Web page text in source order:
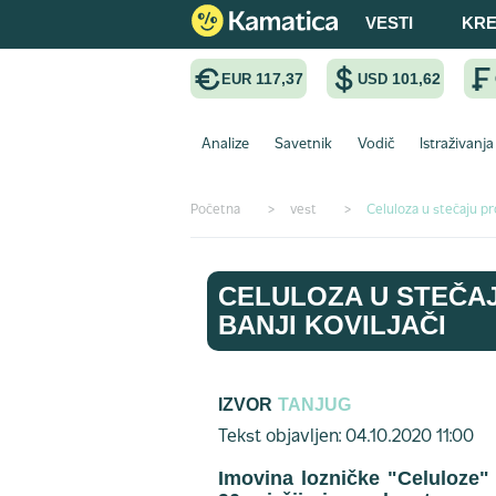
VESTI
EUR 117,37 USD 101,62
Analize Savetnik Vodič Istraživanja
Početna > vest > Celuloza u stečaju
CELULOZA U
BANJI KOVILJAČI
IZVOR TANJUG
Tekst objavljen: 04.10.2020 11:00
Imovina lozničke